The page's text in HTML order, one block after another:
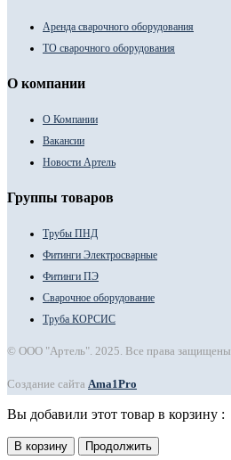
Аренда сварочного оборудования
ТО сварочного оборудования
О компании
О Компании
Вакансии
Новости Артель
Группы товаров
Трубы ПНД
Фитинги Электросварные
Фитинги ПЭ
Сварочное оборудование
Труба КОРСИС
© ООО "Артель". 2025. Все права защищены
Создание сайта Ama1Pro
Вы добавили этот товар в корзину :
В корзину Продолжить